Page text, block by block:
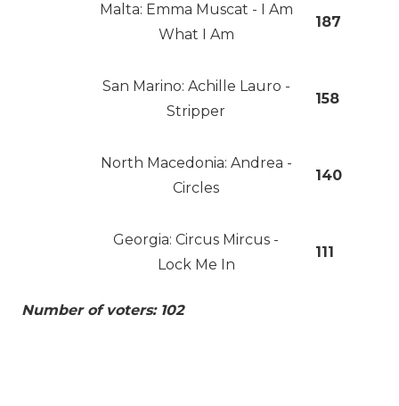
Malta: Emma Muscat - I Am
What I Am
187
San Marino: Achille Lauro -
Stripper
158
North Macedonia: Andrea -
Circles
140
Georgia: Circus Mircus -
Lock Me In
111
Number of voters: 102